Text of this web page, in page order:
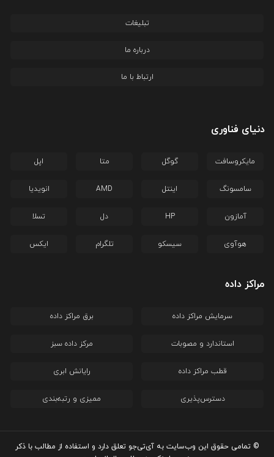
تبلیغات
درباره ما
ارتباط با ما
دنیای فناوری
مایکروسافت گوگل متا اپل
سامسونگ اینتل AMD انویدیا
آمازون HP دل تسلا
هوآوی سیسکو تلگرام ایکس
مراکز داده
سرمایش مراکز داده برق مراکز داده
استاندارد و مصوبات مرکز داده سبز
قطب مراکز داده رایانش ابری
دسترس‌پذیری ممیزی و رتبه‌بندی
© تمامی حقوق این وب‌سایت به آی‌تی‌جو تعلق دارد و استفاده از مطالب با ذکر